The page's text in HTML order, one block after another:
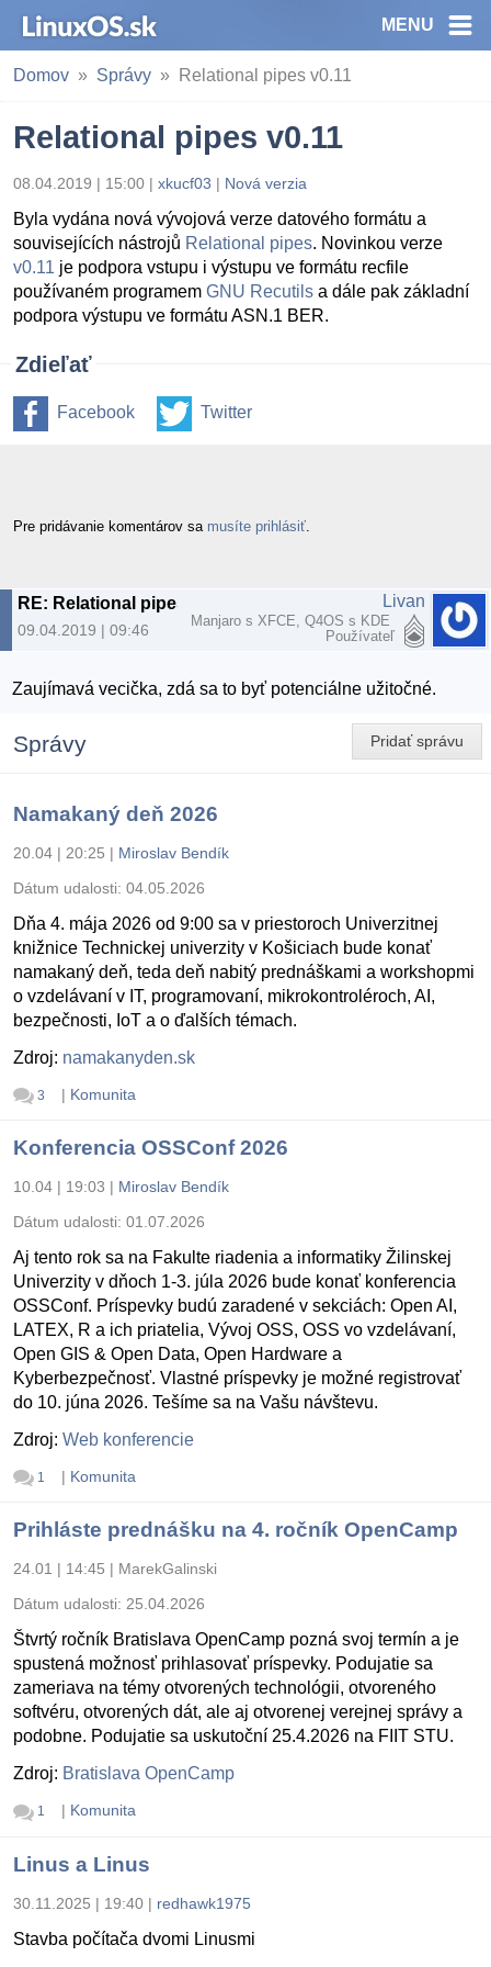
MENU
Domov Správy Relational pipes v0.11
Relational pipes v0.11
08.04.2019 | 15:00 | xkucf03 | Nová verzia
Byla vydána nová vývojová verze datového formátu a
souvisejících nástrojů Relational pipes. Novinkou verze
v0.11 je podpora vstupu i výstupu ve formátu recfile
používaném programem GNU Recutils a dále pak základní
podpora výstupu ve formátu ASN.1 BER.
Zdieľať
Facebook Twitter
Pre pridávanie komentárov sa musíte prihlásiť
RE: Relational pipes v0.11
09.04.2019 | 09:46
Livan
Manjaro s XFCE, Q4OS s KDE
Používateľ
Zaujímavá vecička, zdá sa to byť potenciálne užitočné.
Pridať správu
Správy
Namakaný deň 2026
20.04 | 20:25 | Miroslav Bendík
Dátum udalosti: 04.05.2026
Dňa 4. mája 2026 od 9:00 sa v priestoroch Univerzitnej
knižnice Technickej univerzity v Košiciach bude konať
namakaný deň, teda deň nabitý prednáškami a workshopmi
o vzdelávaní v IT, programovaní, mikrokontroléroch, AI,
bezpečnosti, IoT a o ďalších témach.
Zdroj: namakanyden.sk
3 | Komunita
Konferencia OSSConf 2026
10.04 | 19:03 | Miroslav Bendík
Dátum udalosti: 01.07.2026
Aj tento rok sa na Fakulte riadenia a informatiky Žilinskej
Univerzity v dňoch 1-3. júla 2026 bude konať konferencia
OSSConf. Príspevky budú zaradené v sekciách: Open AI,
LATEX, R a ich priatelia, Vývoj OSS, OSS vo vzdelávaní,
Open GIS & Open Data, Open Hardware a
Kyberbezpečnosť. Vlastné príspevky je možné registrovať
do 10. júna 2026. Tešíme sa na Vašu návštevu.
Zdroj: Web konferencie
1 | Komunita
Prihláste prednášku na 4. ročník OpenCamp
24.01 | 14:45 | MarekGalinski
Dátum udalosti: 25.04.2026
Štvrtý ročník Bratislava OpenCamp pozná svoj termín a je
spustená možnosť prihlasovať príspevky. Podujatie sa
zameriava na témy otvorených technológii, otvoreného
softvéru, otvorených dát, ale aj otvorenej verejnej správy a
podobne. Podujatie sa uskutoční 25.4.2026 na FIIT STU.
Zdroj: Bratislava OpenCamp
1 | Komunita
Linus a Linus
30.11.2025 | 19:40 | redhawk1975
Stavba počítača dvomi Linusmi